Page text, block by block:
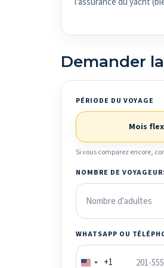
Demander
PÉRIODE DU VOYAGE
Mois
Si vous comparez encore,
NOMBRE DE
WHATSAPP OU
+1